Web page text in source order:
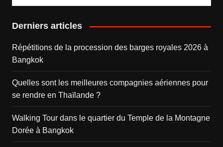
Derniers articles
Répétitions de la procession des barges royales 2026 à
Bangkok
Quelles sont les meilleures compagnies aériennes pour
se rendre en Thaïlande ?
Walking Tour dans le quartier du Temple de la Montagne
Dorée à Bangkok